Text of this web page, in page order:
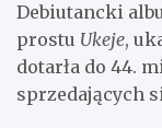
Debiutancki
prostu Ukeje,
dotarła do 44.
sprzedających